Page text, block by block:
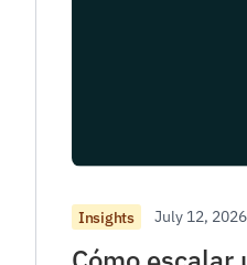
Insights July 12, 2026